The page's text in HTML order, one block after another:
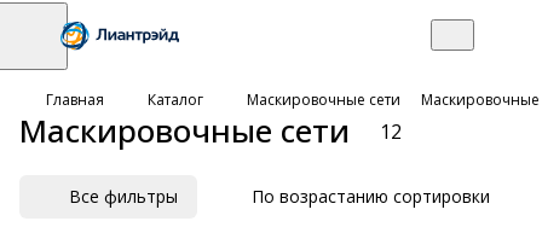
Главная Каталог Маскировочные сети Маскировочные
Маскировочные сети 12
Все фильтры По возрастанию сортировки